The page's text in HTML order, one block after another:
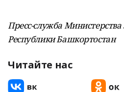
Пресс-служба
Республики Башкортостан
Читайте нас